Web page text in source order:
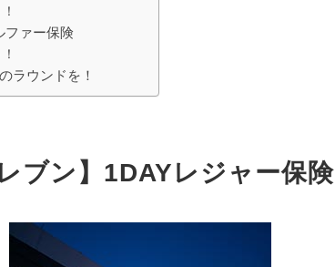
ファー保険
ラウンドを！
ブン】1DAYレジャー保険